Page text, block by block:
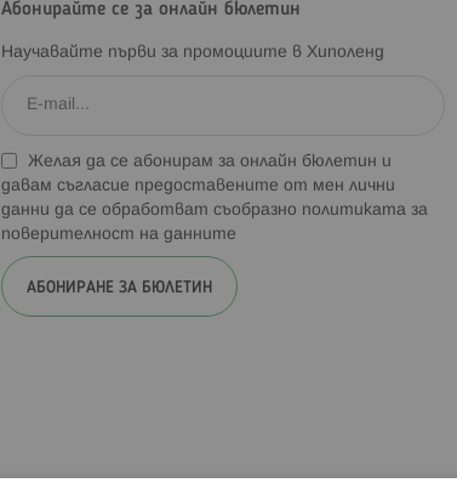
Абонирайте се за онлайн бюлетин
Научавайте първи за промоциите в Хиполенд
Желая да се абонирам за онлайн бюлетин и
давам съгласие предоставените от мен лични
данни да се обработват съобразно политиката за
поверителност на данните
АБОНИРАНЕ ЗА БЮЛЕТИН